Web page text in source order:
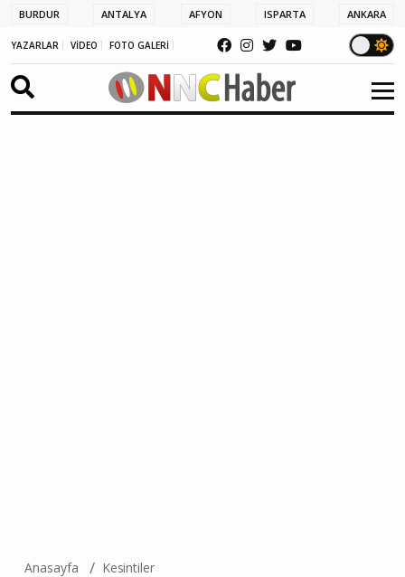
BURDUR ANTALYA AFYON ISPARTA ANKARA
YAZARLAR VİDEO FOTO GALERİ
Anasayfa Kesintiler